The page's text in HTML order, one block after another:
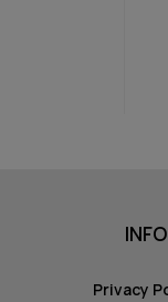
INFO
Privacy